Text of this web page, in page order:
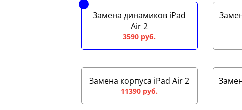
Замена динамиков iPad
Air 2
3590 руб.
Замена корпуса iPad Air 2
11390 руб.